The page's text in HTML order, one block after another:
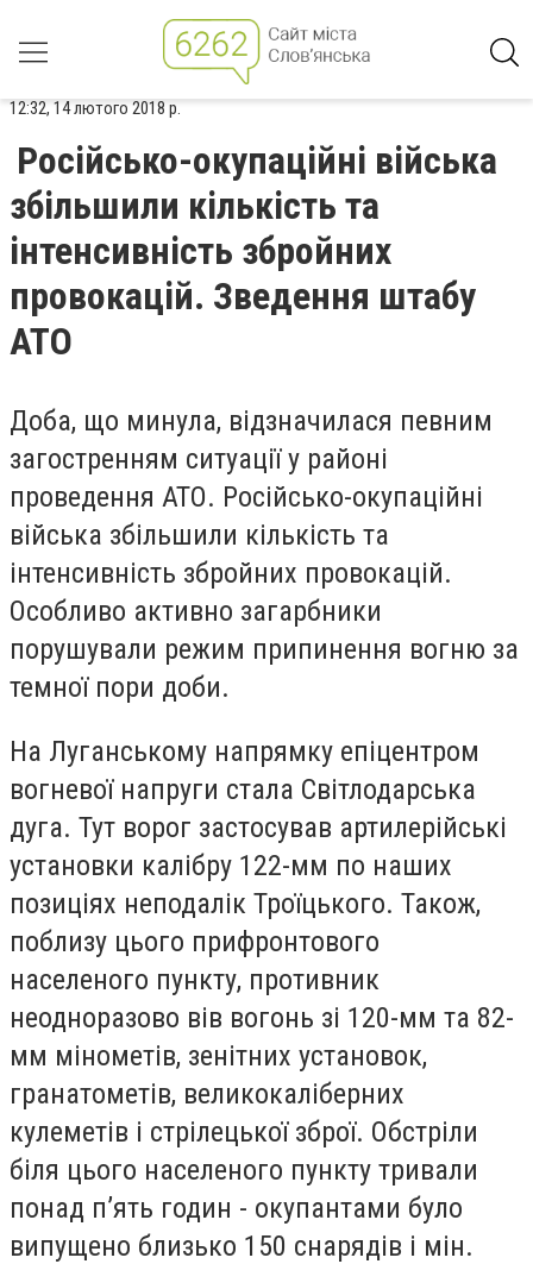
12:32, 14 лютого 2018 р.
Російсько-окупаційні війська
збільшили кількість та
інтенсивність збройних
провокацій. Зведення штабу
АТО
Доба, що минула, відзначилася певним
загостренням ситуації у районі
проведення АТО. Російсько-окупаційні
війська збільшили кількість та
інтенсивність збройних провокацій.
Особливо активно загарбники
порушували режим припинення вогню за
темної пори доби.
На Луганському напрямку епіцентром
вогневої напруги стала Світлодарська
дуга. Тут ворог застосував артилерійські
установки калібру 122-мм по наших
позиціях неподалік Троїцького. Також,
поблизу цього прифронтового
населеного пункту, противник
неодноразово вів вогонь зі 120-мм та 82-
мм мінометів, зенітних установок,
гранатометів, великокаліберних
кулеметів і стрілецької зброї. Обстріли
біля цього населеного пункту тривали
понад п’ять годин - окупантами було
випущено близько 150 снарядів і мін.